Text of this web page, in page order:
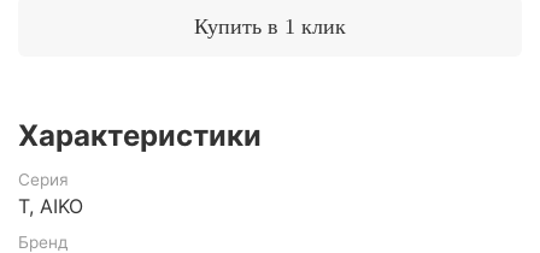
Купить в 1 клик
Характеристики
Серия
Т, AIKO
Бренд